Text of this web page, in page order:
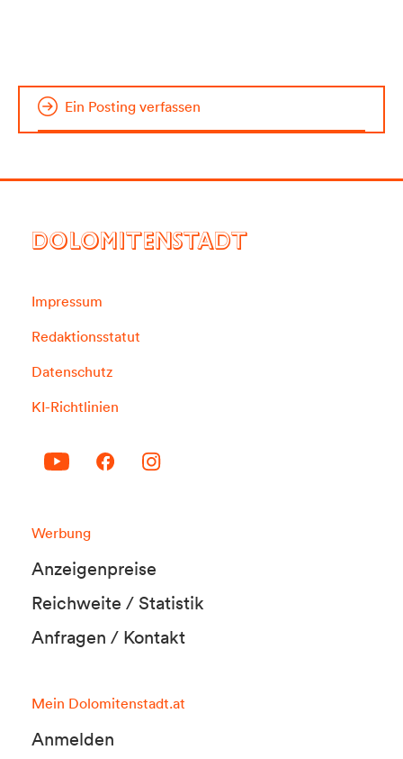
Ein Posting verfassen
DOLOMITENSTADT
Impressum
Redaktionsstatut
Datenschutz
KI-Richtlinien
Werbung
Anzeigenpreise
Reichweite / Statistik
Anfragen / Kontakt
Mein Dolomitenstadt.at
Anmelden